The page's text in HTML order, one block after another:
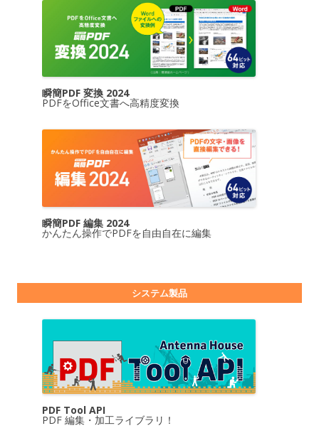
瞬簡PDF 変換 2024
PDFをOffice文書へ高精度変換
瞬簡PDF 編集 2024
かんたん操作でPDFを自由自在に編集
システム製品
PDF Tool API
PDF 編集・加工ライブラリ！